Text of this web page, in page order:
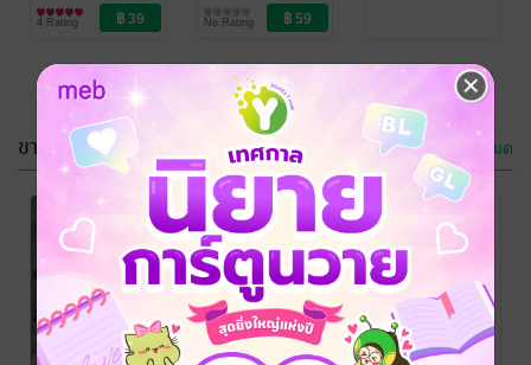
ลิน19
นิยายรักจีนโบราณ
4 Rating
นิยายวาย Boy
Love / Yaoi
No Rating
กรุณาเข้าสู่
ระบบก่อน
ชายาองค์ชายสี่
หลิ่งเหวิน/ ลัลณ์ล
ลิน19
นิยายรักจีนโบราณ
ขายดี ดูทั้งหมด
กรุณาเข้าสู่
ระบบก่อน